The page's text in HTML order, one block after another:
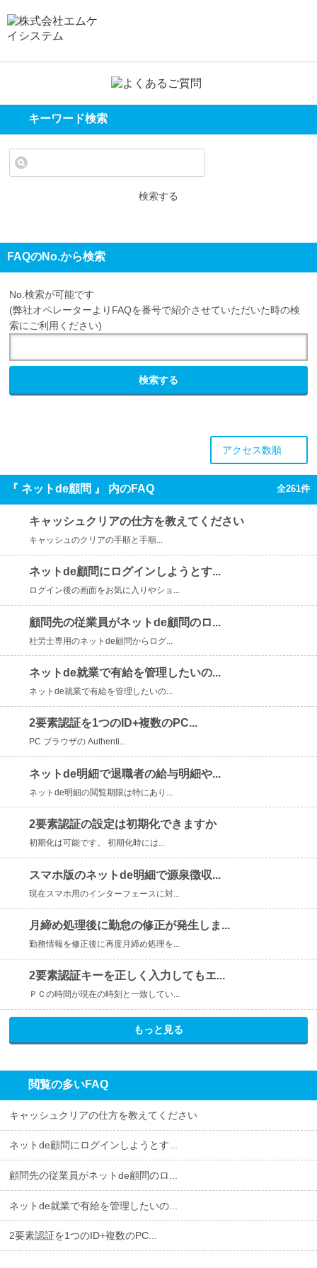
キーワード検索
検索する
FAQのNo.から検索
No.検索が可能です
(弊社オペレーターよりFAQを番号で紹介させていただいた時の検
索にご利用ください)
検索する
アクセス数順
『 ネットde顧問 』 内のFAQ 全261件
キャッシュクリアの仕方を教えてください
キャッシュのクリアの手順と手順...
ネットde顧問にログインしようとす...
ログイン後の画面をお気に入りやショ...
顧問先の従業員がネットde顧問のロ...
社労士専用のネットde顧問からログ...
ネットde就業で有給を管理したいの...
ネットde就業で有給を管理したいの...
2要素認証を1つのID+複数のPC...
PC ブラウザの Authenti...
ネットde明細で退職者の給与明細や...
ネットde明細の閲覧期限は特にあり...
2要素認証の設定は初期化できますか
初期化は可能です。 初期化時には...
スマホ版のネットde明細で源泉徴収...
現在スマホ用のインターフェースに対...
月締め処理後に勤怠の修正が発生しま...
勤務情報を修正後に再度月締め処理を...
2要素認証キーを正しく入力してもエ...
ＰＣの時間が現在の時刻と一致してい...
もっと見る
閲覧の多いFAQ
キャッシュクリアの仕方を教えてください
ネットde顧問にログインしようとす...
顧問先の従業員がネットde顧問のロ...
ネットde就業で有給を管理したいの...
2要素認証を1つのID+複数のPC...